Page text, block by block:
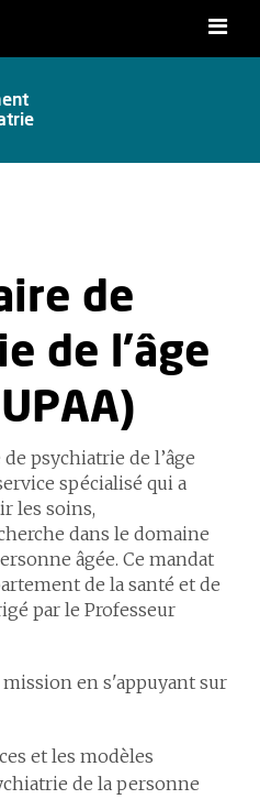
de
de l'âge
psychiatrie de l’âge
spécialisé qui a
les soins,
dans le domaine
âgée. Ce mandat
de la santé et de
par le Professeur
en s'appuyant sur
et les modèles
de la personne